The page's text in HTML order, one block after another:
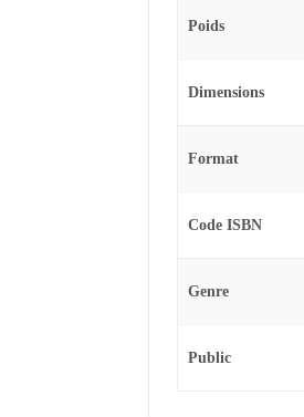
Poids
Dimensions
Format
Code ISBN
Genre
Public